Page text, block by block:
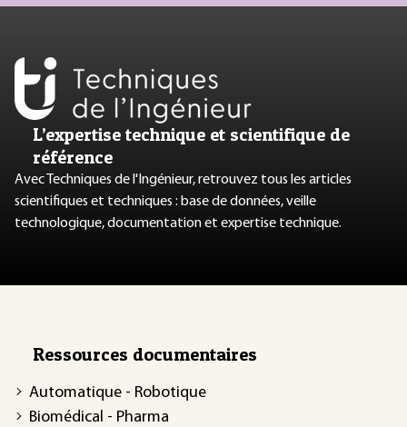
L’expertise technique et scientifique de
référence
Avec Techniques de l'Ingénieur, retrouvez tous les articles
scientifiques et techniques : base de données, veille
technologique, documentation et expertise technique.
Ressources documentaires
Automatique - Robotique
Biomédical - Pharma